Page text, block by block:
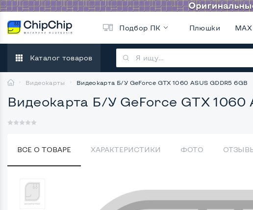
Подбор ПК Плюшки
Каталог товаров
Видеокарты Видеокарта Б/У GeForce GTX 1060 ASUS GDDR5 6GB
Видеокарта Б/У GeForce GTX 1060
ВСЕ О ТОВАРЕ ХАРАКТЕРИСТИКИ ФОТО